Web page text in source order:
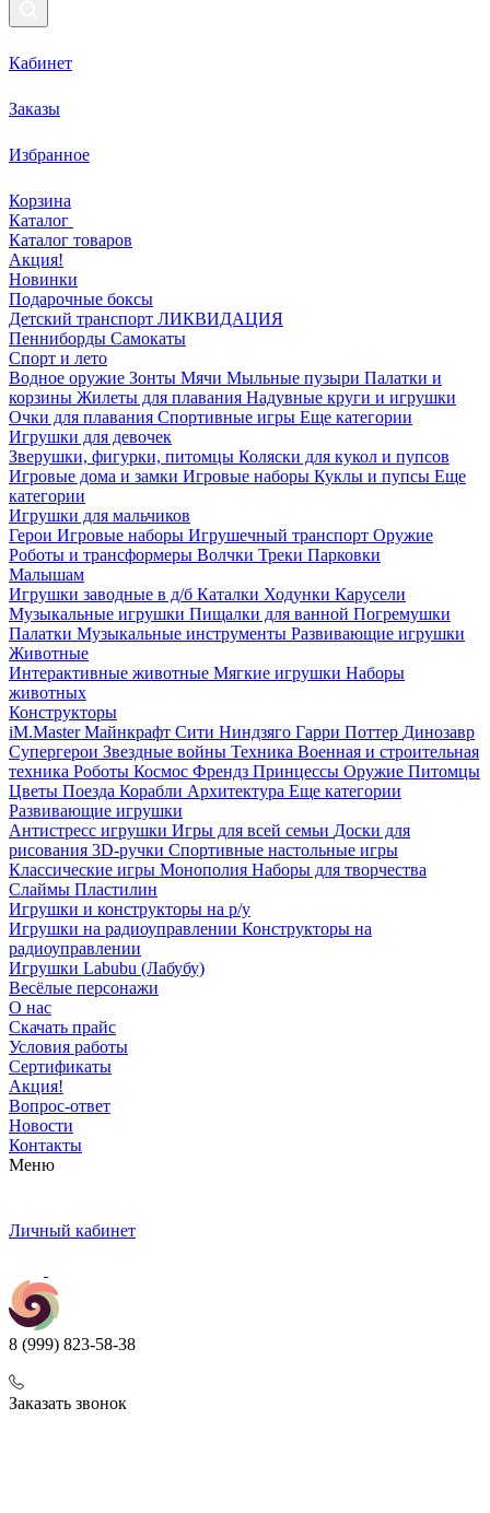
Кабинет
Заказы
Избранное
Корзина
Каталог
Каталог товаров
Акция!
Новинки
Подарочные боксы
Детский транспорт ЛИКВИДАЦИЯ
Пенниборды Самокаты
Спорт и лето
Водное оружие Зонты Мячи Мыльные пузыри Палатки и
корзины Жилеты для плавания Надувные круги и игрушки
Очки для плавания Спортивные игры Еще категории
Игрушки для девочек
Зверушки, фигурки, питомцы Коляски для кукол и пупсов
Игровые дома и замки Игровые наборы Куклы и пупсы Еще
категории
Игрушки для мальчиков
Герои Игровые наборы Игрушечный транспорт Оружие
Роботы и трансформеры Волчки Треки Парковки
Малышам
Игрушки заводные в д/б Каталки Ходунки Карусели
Музыкальные игрушки Пищалки для ванной Погремушки
Палатки Музыкальные инструменты Развивающие игрушки
Животные
Интерактивные животные Мягкие игрушки Наборы
животных
Конструкторы
iM.Master Майнкрафт Сити Ниндзяго Гарри Поттер Динозавр
Супергерои Звездные войны Техника Военная и строительная
техника Роботы Космос Френдз Принцессы Оружие Питомцы
Цветы Поезда Корабли Архитектура Еще категории
Развивающие игрушки
Антистресс игрушки Игры для всей семьи Доски для
рисования 3D-ручки Спортивные настольные игры
Классические игры Монополия Наборы для творчества
Слаймы Пластилин
Игрушки и конструкторы на р/у
Игрушки на радиоуправлении Конструкторы на
радиоуправлении
Игрушки Labubu (Лабубу)
Весёлые персонажи
О нас
Скачать прайс
Условия работы
Сертификаты
Акция!
Вопрос-ответ
Новости
Контакты
Меню
Личный кабинет
8 (999) 823-58-38
Заказать звонок